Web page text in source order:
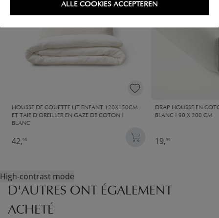
ALLE COOKIES ACCEPTEREN
HOUSSE DE COUETTE LIT ENFANT 120X150CM
ET TAIE D'OREILLER EN GAZE DE COTON |
BLANC
42,95
DRAP HOUSSE EN
BLANC | 90 X 200 CM
19,95
High-contrast mode
D'AUTRES ONT ÉGALEMENT
ACHETÉ